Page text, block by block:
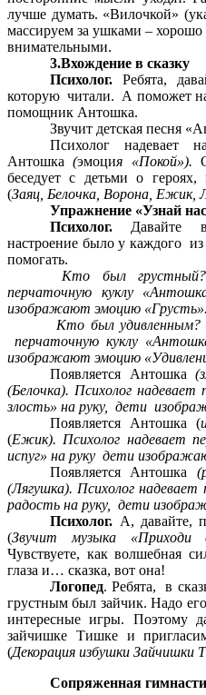
лучше думать. «Вилочкой»
массируем за ушками –
внимательными.
3.Вхождение в сказку
Психолог. Ребята,
которую читали. А поможет
помощник Антошка.
Звучит детская песня
Психолог надевает
Антошка(эмоция «Покой»).
беседует с детьми о героях,
(Заяц, Белочка, Ворона, Ежик,
Упражнение «Узнай
Психолог. Давайте
настроение было у каждого
помогать.
Кто был грустный?
перчаточную куклу
изображают эмоцию «Грусть».
Кто был удивленным?
перчаточную куклу
изображают эмоцию
Появляется Антошка
(Белочка). Психолог
злость» на руку, дети
Появляется Антошка (
(Ежик). Психолог надевает
испуг» на руку дети
Появляется Антошка
(Лягушка). Психолог
радость на руку, дети
Психолог. А, давайте,
(Звучит музыка «Приходи
Чувствуете, как волшебная
глаза и… сказка, вот она!
Логопед. Ребята, в
грустным был зайчик. Надо
интересные игры. Поэтому
зайчишке Тишке и
(Декорация избушки Зайчишки
Сопряженная